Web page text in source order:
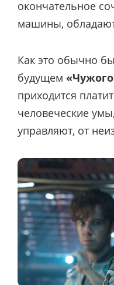
окончательное
машины,
Как это обычно
будущем
приходится
человеческие
управляют, от